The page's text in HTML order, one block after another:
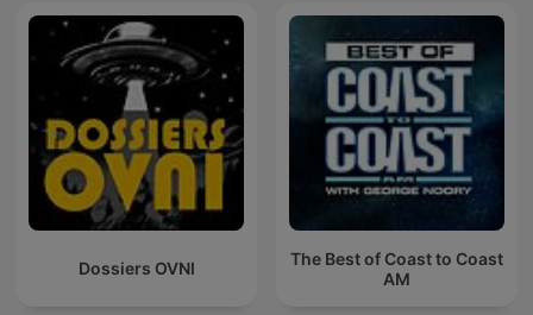
Dossiers OVNI
The Best of Coast to Coast
AM